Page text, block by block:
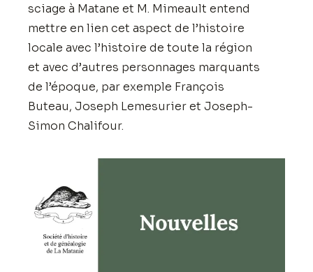
sciage à Matane et M. Mimeault entend
mettre en lien cet aspect de l’histoire
locale avec l’histoire de toute la région
et avec d’autres personnages marquants
de l’époque, par exemple François
Buteau, Joseph Lemesurier et Joseph-
Simon Chalifour.